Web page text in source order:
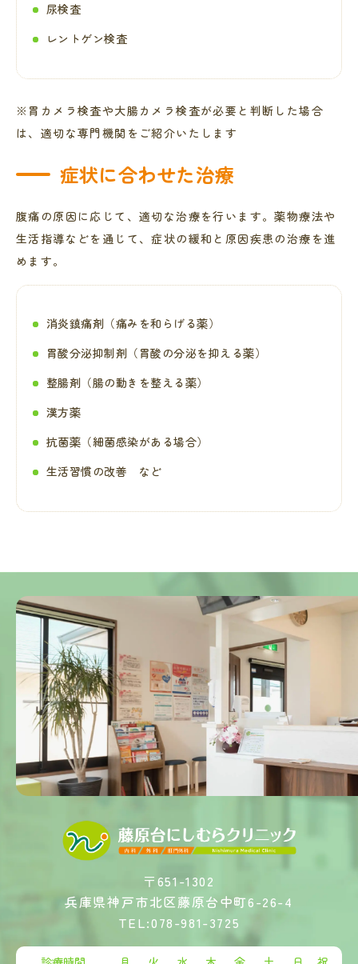
尿検査
レントゲン検査
※胃カメラ検査や大腸カメラ検査が必要と判断した場合
は、適切な専門機関をご紹介いたします
症状に合わせた治療
腹痛の原因に応じて、適切な治療を行います。薬物療法や
生活指導などを通じて、症状の緩和と原因疾患の治療を進
めます。
消炎鎮痛剤（痛みを和らげる薬）
胃酸分泌抑制剤（胃酸の分泌を抑える薬）
整腸剤（腸の動きを整える薬）
漢方薬
抗菌薬（細菌感染がある場合）
生活習慣の改善 など
〒651-1302
兵庫県神戸市北区藤原台中町6-26-4
TEL:078-981-3725